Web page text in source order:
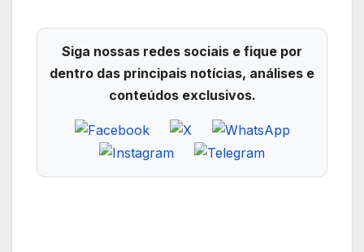
Siga nossas redes sociais e fique por
dentro das principais notícias, análises e
conteúdos exclusivos.